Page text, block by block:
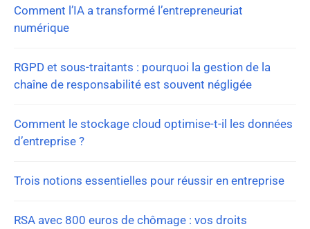
Comment l’IA a transformé l’entrepreneuriat
numérique
RGPD et sous-traitants : pourquoi la gestion de la
chaîne de responsabilité est souvent négligée
Comment le stockage cloud optimise-t-il les données
d’entreprise ?
Trois notions essentielles pour réussir en entreprise
RSA avec 800 euros de chômage : vos droits